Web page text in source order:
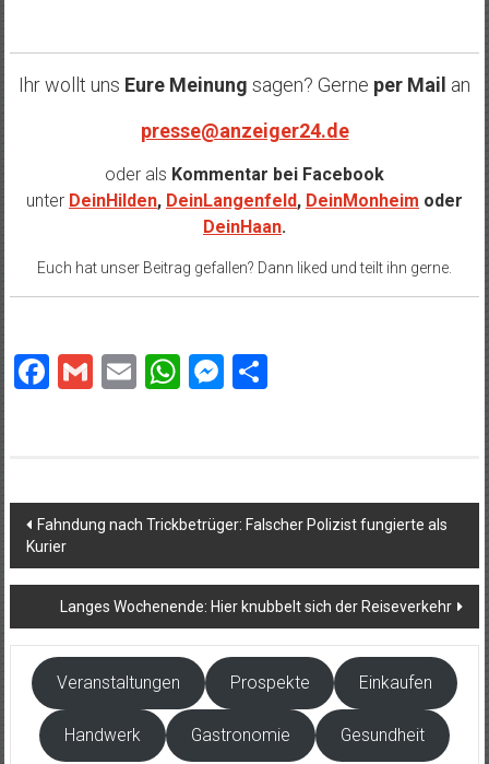
Ihr wollt uns Eure Meinung sagen? Gerne per Mail an
presse@anzeiger24.de
oder als Kommentar bei Facebook
unter DeinHilden, DeinLangenfeld, DeinMonheim oder
DeinHaan.
Euch hat unser Beitrag gefallen? Dann liked und teilt ihn gerne.
Facebook
Gmail
EmailWhatsApp
Messenger
Teilen
Beitragsnavigation
Fahndung nach Trickbetrüger: Falscher Polizist fungierte als
Kurier
Langes Wochenende: Hier knubbelt sich der Reiseverkehr
Veranstaltungen Prospekte Einkaufen
Handwerk Gastronomie Gesundheit